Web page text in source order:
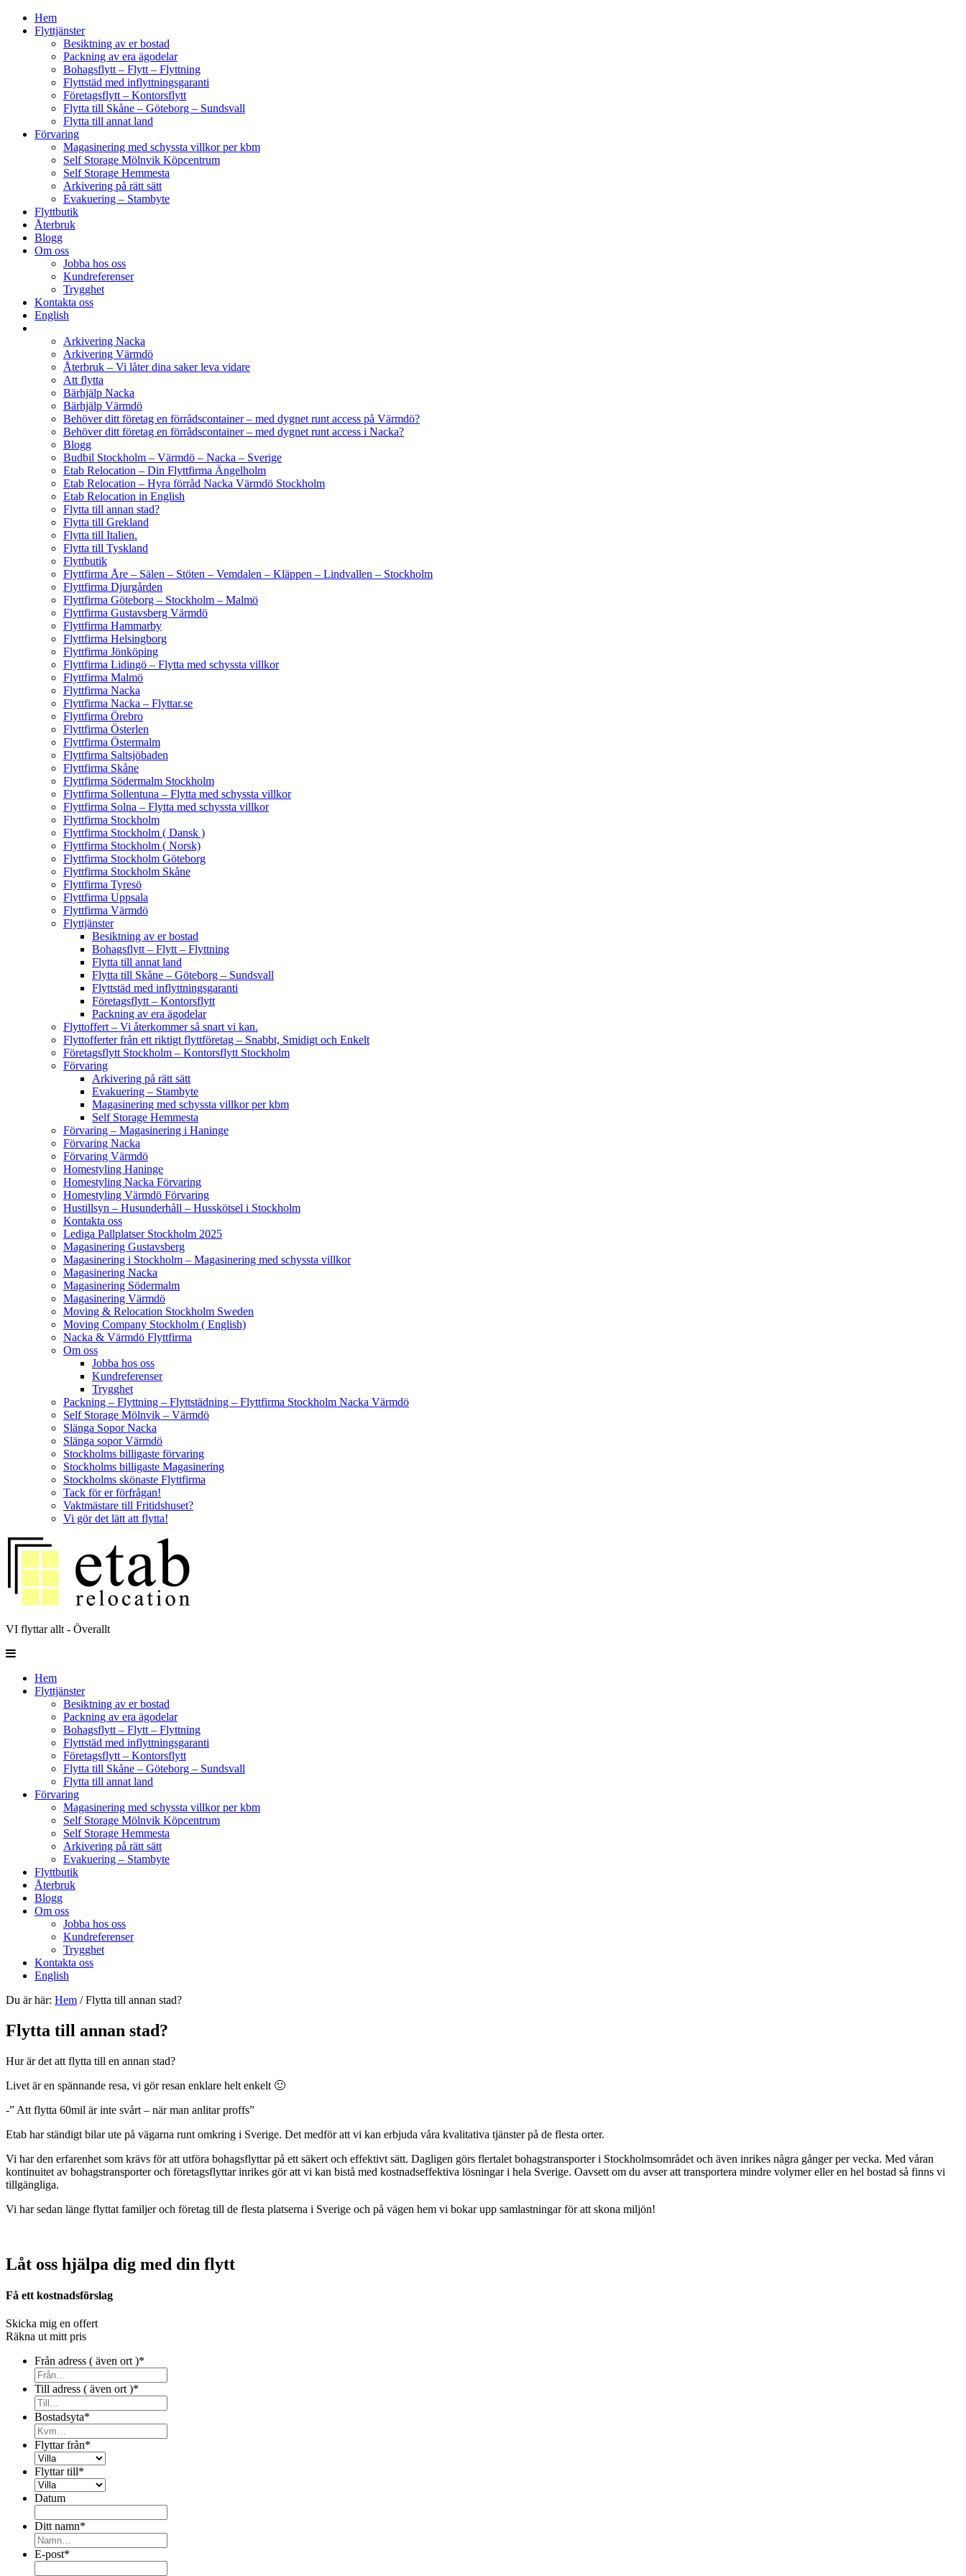
Hem
Flyttjänster
Besiktning av er bostad
Packning av era ägodelar
Bohagsflytt – Flytt – Flyttning
Flyttstäd med inflyttningsgaranti
Företagsflytt – Kontorsflytt
Flytta till Skåne – Göteborg – Sundsvall
Flytta till annat land
Förvaring
Magasinering med schyssta villkor per kbm
Self Storage Mölnvik Köpcentrum
Self Storage Hemmesta
Arkivering på rätt sätt
Evakuering – Stambyte
Flyttbutik
Återbruk
Blogg
Om oss
Jobba hos oss
Kundreferenser
Trygghet
Kontakta oss
English
Arkivering Nacka
Arkivering Värmdö
Återbruk – Vi låter dina saker leva vidare
Att flytta
Bärhjälp Nacka
Bärhjälp Värmdö
Behöver ditt företag en förrådscontainer – med dygnet runt access på Värmdö?
Behöver ditt företag en förrådscontainer – med dygnet runt access i Nacka?
Blogg
Budbil Stockholm – Värmdö – Nacka – Sverige
Etab Relocation – Din Flyttfirma Ängelholm
Etab Relocation – Hyra förråd Nacka Värmdö Stockholm
Etab Relocation in English
Flytta till annan stad?
Flytta till Grekland
Flytta till Italien.
Flytta till Tyskland
Flyttbutik
Flyttfirma Åre – Sälen – Stöten – Vemdalen – Kläppen – Lindvallen – Stockholm
Flyttfirma Djurgården
Flyttfirma Göteborg – Stockholm – Malmö
Flyttfirma Gustavsberg Värmdö
Flyttfirma Hammarby
Flyttfirma Helsingborg
Flyttfirma Jönköping
Flyttfirma Lidingö – Flytta med schyssta villkor
Flyttfirma Malmö
Flyttfirma Nacka
Flyttfirma Nacka – Flyttar.se
Flyttfirma Örebro
Flyttfirma Österlen
Flyttfirma Östermalm
Flyttfirma Saltsjöbaden
Flyttfirma Skåne
Flyttfirma Södermalm Stockholm
Flyttfirma Sollentuna – Flytta med schyssta villkor
Flyttfirma Solna – Flytta med schyssta villkor
Flyttfirma Stockholm
Flyttfirma Stockholm ( Dansk )
Flyttfirma Stockholm ( Norsk)
Flyttfirma Stockholm Göteborg
Flyttfirma Stockholm Skåne
Flyttfirma Tyresö
Flyttfirma Uppsala
Flyttfirma Värmdö
Flyttjänster
Besiktning av er bostad
Bohagsflytt – Flytt – Flyttning
Flytta till annat land
Flytta till Skåne – Göteborg – Sundsvall
Flyttstäd med inflyttningsgaranti
Företagsflytt – Kontorsflytt
Packning av era ägodelar
Flyttoffert – Vi återkommer så snart vi kan.
Flyttofferter från ett riktigt flyttföretag – Snabbt, Smidigt och Enkelt
Företagsflytt Stockholm – Kontorsflytt Stockholm
Förvaring
Arkivering på rätt sätt
Evakuering – Stambyte
Magasinering med schyssta villkor per kbm
Self Storage Hemmesta
Förvaring – Magasinering i Haninge
Förvaring Nacka
Förvaring Värmdö
Homestyling Haninge
Homestyling Nacka Förvaring
Homestyling Värmdö Förvaring
Hustillsyn – Husunderhåll – Husskötsel i Stockholm
Kontakta oss
Lediga Pallplatser Stockholm 2025
Magasinering Gustavsberg
Magasinering i Stockholm – Magasinering med schyssta villkor
Magasinering Nacka
Magasinering Södermalm
Magasinering Värmdö
Moving & Relocation Stockholm Sweden
Moving Company Stockholm ( English)
Nacka & Värmdö Flyttfirma
Om oss
Jobba hos oss
Kundreferenser
Trygghet
Packning – Flyttning – Flyttstädning – Flyttfirma Stockholm Nacka Värmdö
Self Storage Mölnvik – Värmdö
Slänga Sopor Nacka
Slänga sopor Värmdö
Stockholms billigaste förvaring
Stockholms billigaste Magasinering
Stockholms skönaste Flyttfirma
Tack för er förfrågan!
Vaktmästare till Fritidshuset?
Vi gör det lätt att flytta!
VI flyttar allt - Överallt
Hem
Flyttjänster
Besiktning av er bostad
Packning av era ägodelar
Bohagsflytt – Flytt – Flyttning
Flyttstäd med inflyttningsgaranti
Företagsflytt – Kontorsflytt
Flytta till Skåne – Göteborg – Sundsvall
Flytta till annat land
Förvaring
Magasinering med schyssta villkor per kbm
Self Storage Mölnvik Köpcentrum
Self Storage Hemmesta
Arkivering på rätt sätt
Evakuering – Stambyte
Flyttbutik
Återbruk
Blogg
Om oss
Jobba hos oss
Kundreferenser
Trygghet
Kontakta oss
English
Du är här: Hem /Flytta till annan stad?
Flytta till annan stad?
Hur är det att flytta till en annan stad?
Livet är en spännande resa, vi gör resan enklare helt enkelt 🙂
-” Att flytta 60mil är inte svårt – när man anlitar proffs”
Etab har ständigt bilar ute på vägarna runt omkring i Sverige. Det medför att vi kan erbjuda våra kvalitativa tjänster på de flesta orter.
Vi har den erfarenhet som krävs för att utföra bohagsflyttar på ett säkert och effektivt sätt. Dagligen görs flertalet bohagstransporter i Stockholmsområdet och även inrikes några gånger per vecka. Med våran
kontinuitet av bohagstransporter och företagsflyttar inrikes gör att vi kan bistå med kostnadseffektiva lösningar i hela Sverige. Oavsett om du avser att transportera mindre volymer eller en hel bostad så finns vi
tillgängliga.
Vi har sedan länge flyttat familjer och företag till de flesta platserna i Sverige och på vägen hem vi bokar upp samlastningar för att skona miljön!
Låt oss hjälpa dig med din flytt
Få ett kostnadsförslag
Skicka mig en offert
Räkna ut mitt pris
Från adress ( även ort )*
Till adress ( även ort )*
Bostadsyta*
Flyttar från*
Flyttar till*
Datum
Ditt namn*
E-post*